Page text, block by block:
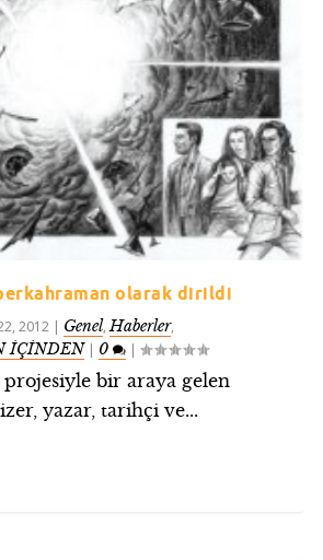
olarak dirildi
2012 | Genel,Haberler,
İÇİNDEN| 0 |
projesiyle bir araya gelen
yazar, tarihçi ve...